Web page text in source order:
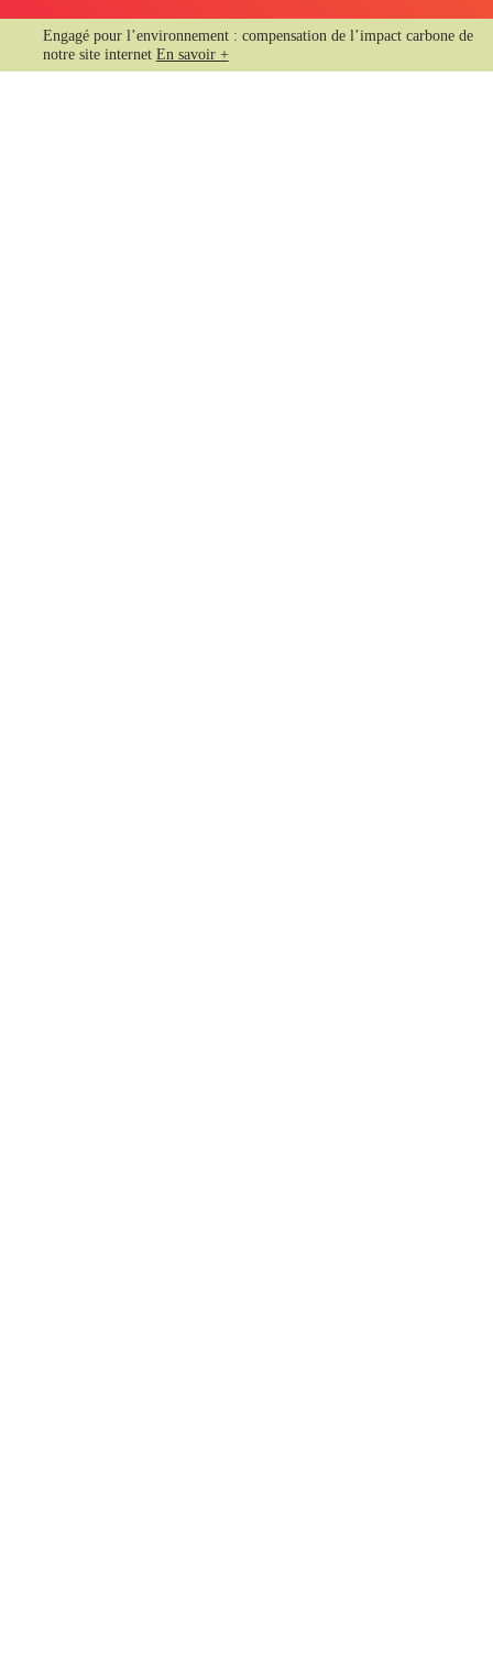
Engagé pour l’environnement : compensation de l’impact carbone de
notre site internet En savoir +